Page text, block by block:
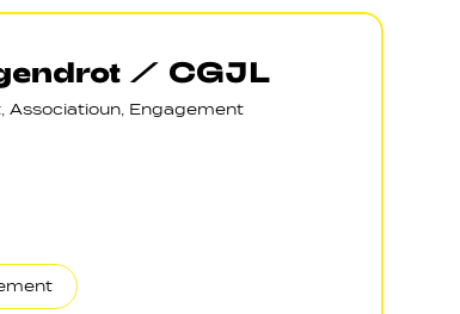
/ CGJL
Associatioun, Engagement